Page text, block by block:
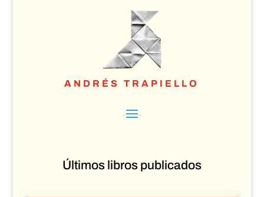
ANDRÉS TRAPIELLO
Últimos libros publicados